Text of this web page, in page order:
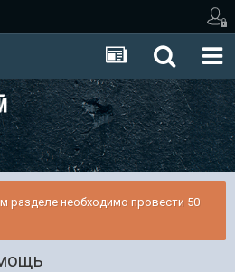
разделе необходимо провести 50